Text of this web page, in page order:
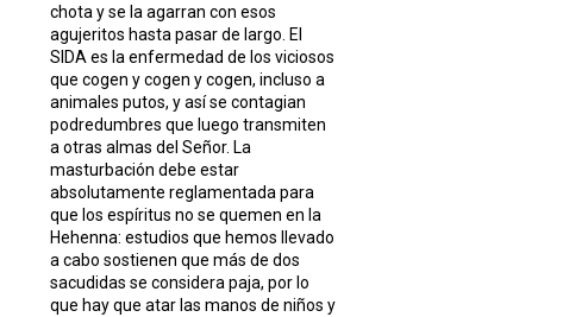
chota y se la agarran con esos
agujeritos hasta pasar de largo. El
SIDA es la enfermedad de los viciosos
que cogen y cogen y cogen, incluso a
animales putos, y así se contagian
podredumbres que luego transmiten
a otras almas del Señor. La
masturbación debe estar
absolutamente reglamentada para
que los espíritus no se quemen en la
Hehenna: estudios que hemos llevado
a cabo sostienen que más de dos
sacudidas se considera paja, por lo
que hay que atar las manos de niños y